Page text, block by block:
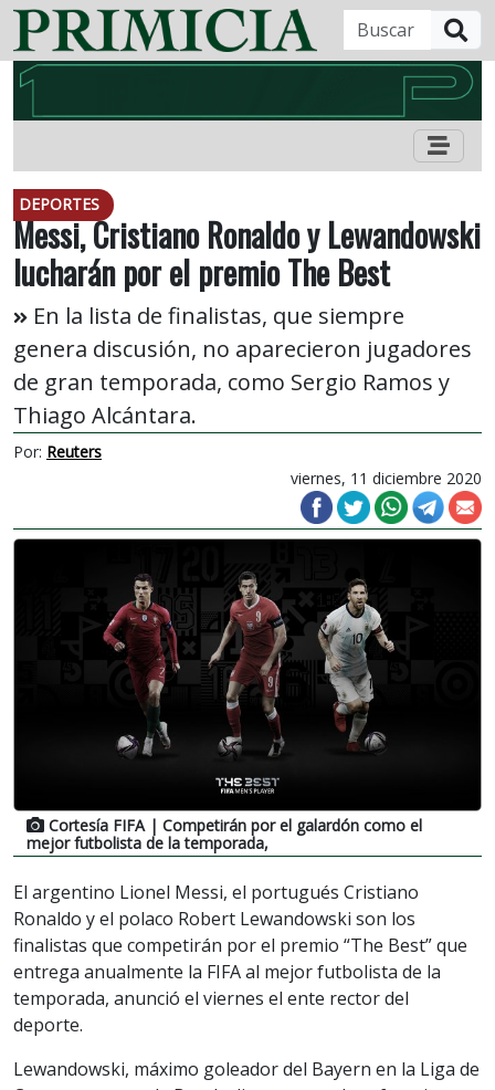
DEPORTES
Messi, Cristiano Ronaldo y Lewandowski
lucharán por el premio The Best
En la lista de finalistas, que siempre
genera discusión, no aparecieron jugadores
de gran temporada, como Sergio Ramos y
Thiago Alcántara.
Por: Reuters
viernes, 11 diciembre 2020
Cortesía FIFA | Competirán por el galardón como el
mejor futbolista de la temporada,
El argentino Lionel Messi, el portugués Cristiano
Ronaldo y el polaco Robert Lewandowski son los
finalistas que competirán por el premio “The Best” que
entrega anualmente la FIFA al mejor futbolista de la
temporada, anunció el viernes el ente rector del
deporte.
Lewandowski, máximo goleador del Bayern en la Liga de